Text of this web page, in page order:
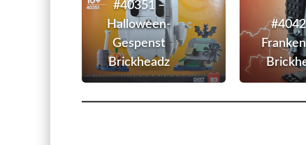
Halloween-
Gespenst
Brickheadz
#40351 –
Halloween-
Gespenst
Brickheadz